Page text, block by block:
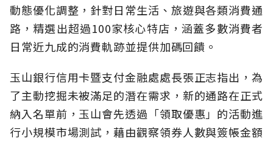
動態優化調整，針對日常生活、旅遊與各類消費通
路，精選出超過100家核心特店，涵蓋多數消費者
日常近九成的消費軌跡並提供加碼回饋。
玉山銀行信用卡暨支付金融處處長張正志指出，為
了主動挖掘未被滿足的潛在需求，新的通路在正式
納入名單前，玉山會先透過「領取優惠」的活動進
行小規模市場測試，藉由觀察領券人數與簽帳金額